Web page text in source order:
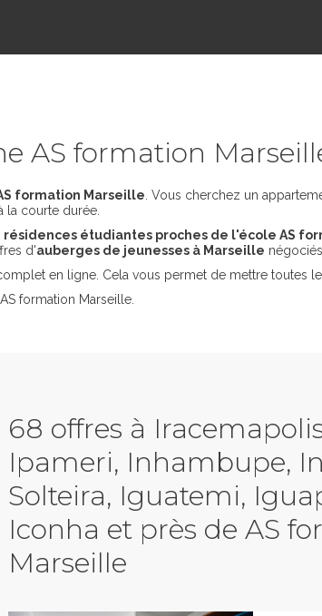
AS formation
formation Marseille . Vous cherchez un
la courte durée.
résidences étudiantes proches de l'école AS
d'auberges de jeunesses à Marseille
en ligne. Cela vous permet de mettre toutes
formation Marseille.
68 offres à
Ipameri, Inhambupe,
Solteira, Iguatemi,
Iconha et près de AS
Marseille